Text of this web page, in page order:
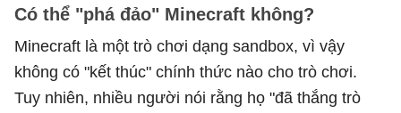
Có thể "phá đảo" Minecraft không?
Minecraft là một trò chơi dạng sandbox, vì vậy
không có "kết thúc" chính thức nào cho trò chơi.
Tuy nhiên, nhiều người nói rằng họ "đã thắng trò